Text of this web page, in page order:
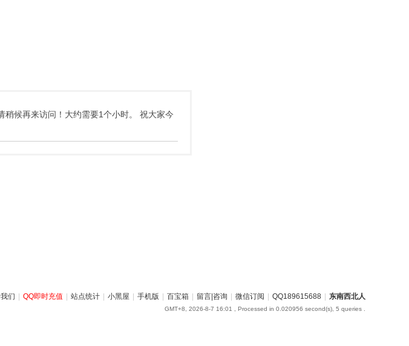
稍候再来访问！大约需要1个小时。 祝大家今
们 | QQ即时充值 | 站点统计 | 小黑屋 | 手机版 | 百宝箱 | 留言|咨询 | 微信订阅 | QQ189615688 | 东南西北人
GMT+8, 2026-8-7 16:01 , Processed in 0.020956 second(s), 5 queries .